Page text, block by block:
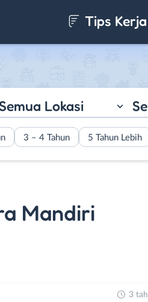
Tips Kerja
Semua Lokasi
3 – 4 Tahun 5 Tahun Lebih
Mandiri
3